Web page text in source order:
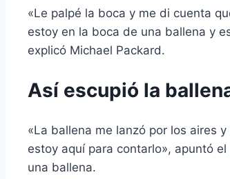
«Le palpé la boca y me di cuenta
estoy en la boca de una ballena y
explicó Michael Packard.
Así escupió la
«La ballena me lanzó por los aires
estoy aquí para contarlo», apuntó
una ballena.